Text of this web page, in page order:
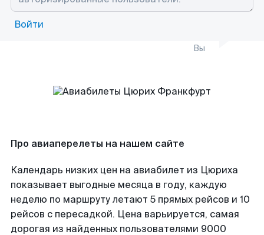
Войти
Вы
Про авиаперелеты на нашем сайте
Календарь низких цен на авиабилет из Цюриха
показывает выгодные месяца в году, каждую
неделю по маршруту летают 5 прямых рейсов и 10
рейсов с пересадкой. Цена варьируется, самая
дорогая из найденных пользователями 9000